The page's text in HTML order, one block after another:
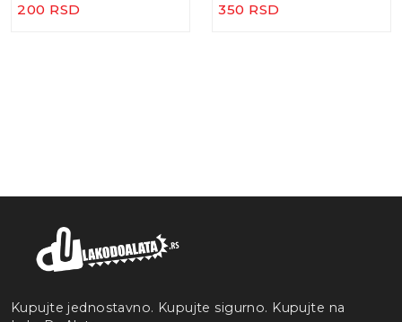
200 RSD 350 RSD
Kupujte jednostavno. Kupujte sigurno. Kupujte na